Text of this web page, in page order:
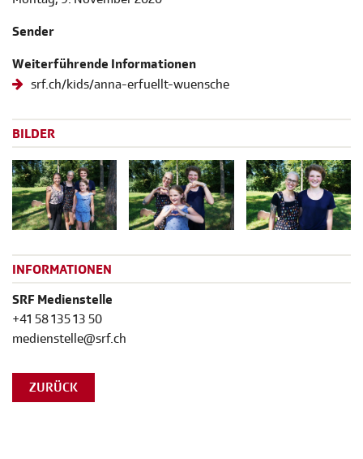
Sender
Weiterführende Informationen
srf.ch/kids/anna-erfuellt-wuensche
BILDER
INFORMATIONEN
SRF Medienstelle
+41 58 135 13 50
medienstelle@srf.ch
ZURÜCK